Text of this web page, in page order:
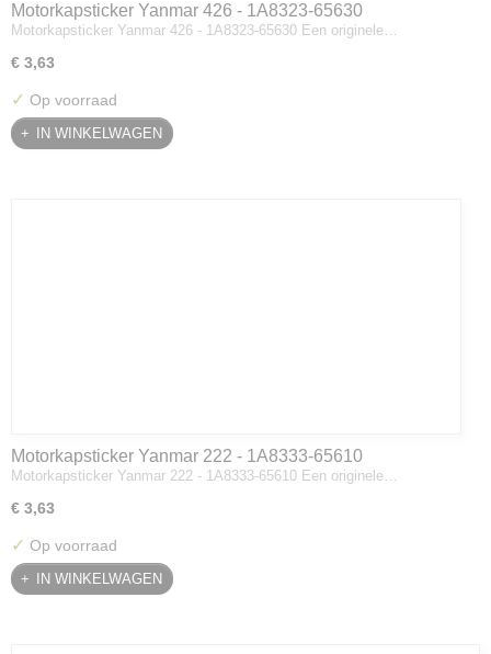
Motorkapsticker Yanmar 426 - 1A8323-65630
Motorkapsticker Yanmar 426 - 1A8323-65630 Een originele…
€ 3,63
✓ Op voorraad
IN WINKELWAGEN
Motorkapsticker Yanmar 222 - 1A8333-65610
Motorkapsticker Yanmar 222 - 1A8333-65610 Een originele…
€ 3,63
✓ Op voorraad
IN WINKELWAGEN